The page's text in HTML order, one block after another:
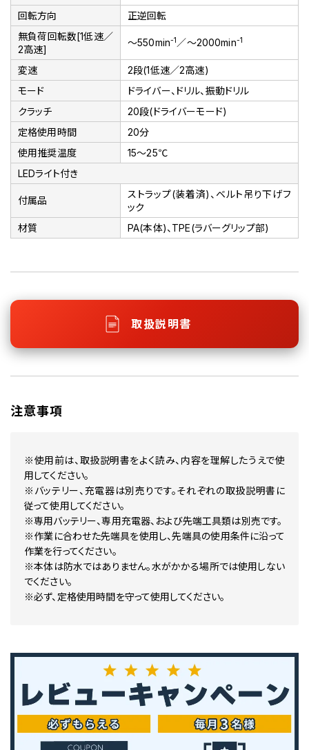
回転方向
正逆回転
無負荷回転数[1低速／
2高速]
～550min-1 ／～2000min-1
変速
2段(1低速／2高速)
モード
ドライバー、ドリル、振動ドリル
クラッチ
20段(ドライバーモード)
定格使用時間
20分
使用推奨温度
15～25℃
LEDライト付き
付属品
ストラップ(装着済)、ベルト吊り下げフ
ック
材質
PA(本体)、TPE(ラバーグリップ部)
取扱説明書
注意事項
※使用前は、取扱説明書をよく読み、内容を理解したうえで使
用してください。
※バッテリー、充電器は別売りです。それぞれの取扱説明書に
従って使用してください。
※専用バッテリー、専用充電器、および先端工具類は別売です。
※作業に合わせた先端具を使用し、先端具の使用条件に沿って
作業を行ってください。
※本体は防水ではありません。水がかかる場所では使用しない
でください。
※必ず、定格使用時間を守って使用してください。